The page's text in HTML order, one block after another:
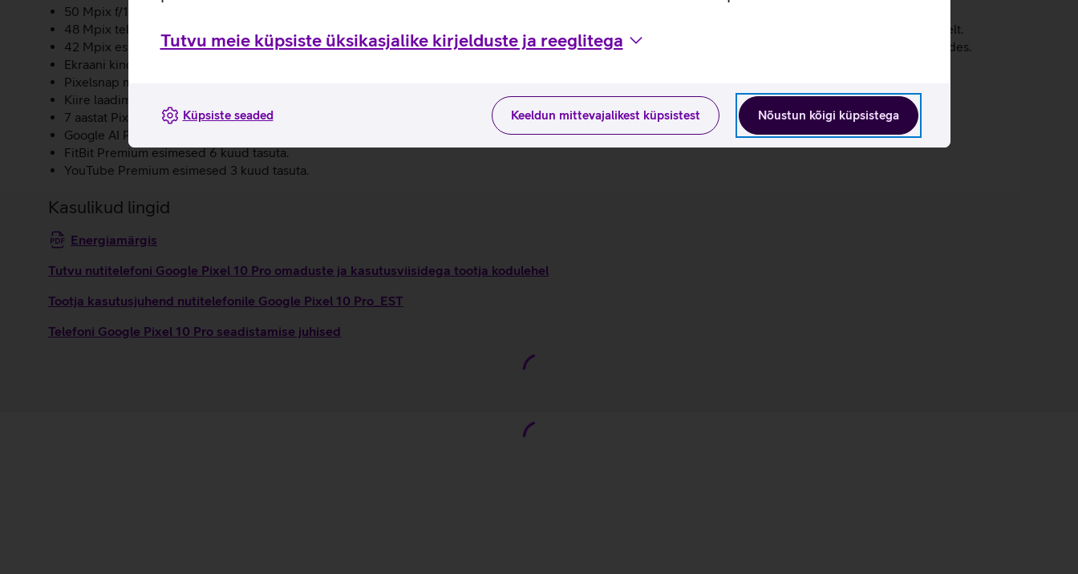
Tutvu meie küpsiste üksikasjalike kirjelduste ja reeglitega
Nõustun kõigi küpsistega
Keeldun mittevajalikest küpsistest
Küpsiste seaded
50 Mpix f/1.68 avaga lainurkkaamera jäädvustab hämaras kauneid portreesid ning erksaid fotosid ja videoid.
48 Mpix telefotokaameral on täiendatud 5-kordne telefotoobjektiiv koos kuni 100-kordse detailse suumiga, et saaksid jäädvustada teravaid lähivõtteid kaugelt.
42 Mpix esikaamera koos automaatse teravustamisega ja 103° vaateväljaga tagab selged ja teravad grupifotod või videod isegi vähese valgusega keskkondades.
Ekraani kindlust ja vastupidavust tõstab tugevdatud Corning Gorilla Glass Victus 2 ekraaniklaas.
Pixelsnap magnettehnoloogia võimaldab hõlpsat juhtmeta laadimist kõigest telefoni paigale klõpsamisega laadija külge.
Kiire laadimine ja kogu päeva kestev aku. 55% aku laadimiseks kulub umbes 30 minutit.
7 aastat Pixeli funktsioonilisasid ning operatsioonisüsteemi- ja turvarakendusi.
Google AI Pro koos 2 TB pilveruumiga esimesed 12 kuud tasuta.
FitBit Premium esimesed 6 kuud tasuta.
YouTube Premium esimesed 3 kuud tasuta.
Kasulikud lingid
Energiamärgis
Tutvu nutitelefoni Google Pixel 10 Pro omaduste ja kasutusviisidega tootja kodulehel
Tootja kasutusjuhend nutitelefonile Google Pixel 10 Pro_EST
Telefoni Google Pixel 10 Pro seadistamise juhised